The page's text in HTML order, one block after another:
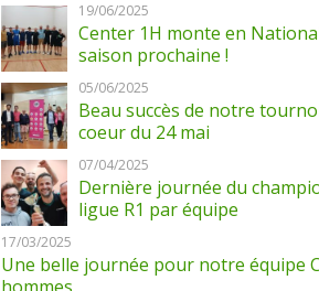
19/06/2025
Center 1H monte en
saison prochaine !
05/06/2025
Beau succès de notre
coeur du 24 mai
07/04/2025
Dernière journée du
ligue R1 par équipe
17/03/2025
Une belle journée pour notre équipe